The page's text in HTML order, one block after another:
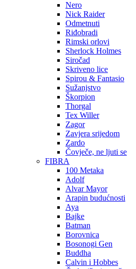
Nero
Nick Raider
Odmetnuti
Riđobradi
Rimski orlovi
Sherlock Holmes
Siročad
Skriveno lice
Spirou & Fantasio
Sužanjstvo
Škorpion
Thorgal
Tex Willer
Zagor
Zavjera srijedom
Zardo
Čovječe, ne ljuti se
FIBRA
100 Metaka
Adolf
Alvar Mayor
Arapin budućnosti
Aya
Bajke
Batman
Borovnica
Bosonogi Gen
Buddha
Calvin i Hobbes